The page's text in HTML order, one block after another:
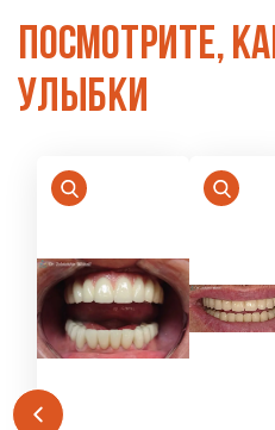
Посмотрите,
улыбки